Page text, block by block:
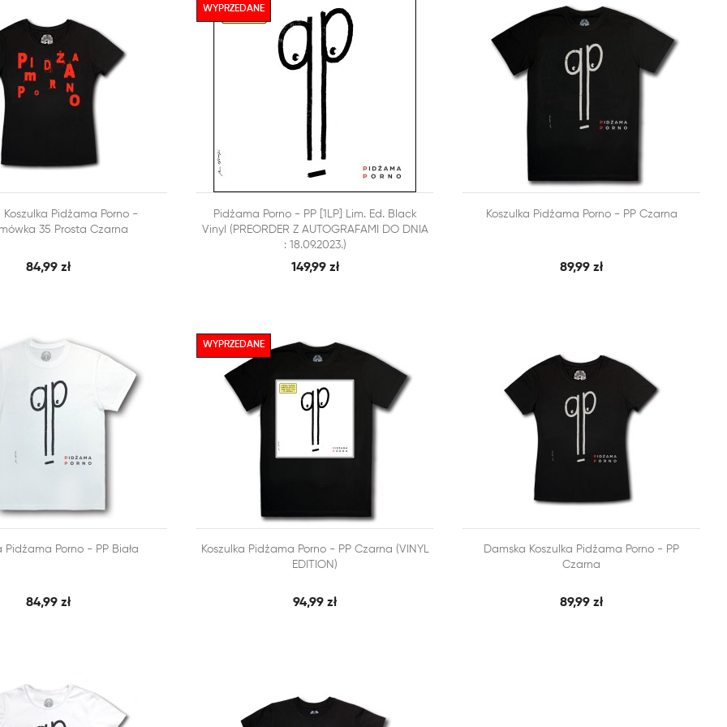
KOSZYKA SZYBKI PODGLĄD
Koszulka Pidżama Porno -
35 Prosta Czarna
84,99 zł
 DODAJ DO KOSZYKA  SZYBKI PODGLĄD
Pidżama Porno - PP [1LP] Lim. Ed. Black
Vinyl (PREORDER Z AUTOGRAFAMI DO DNIA
: 18.09.2023.)
149,99 zł
WYPRZEDANE
DODAJ DO KOSZYKA SZYBKI PODGLĄD
Koszulka Pidżama Porno - PP Czarna
89,99 zł
KOSZYKA SZYBKI PODGLĄD
Pidżama Porno - PP Biała
84,99 zł
DODAJ DO KOSZYKA SZYBKI PODGLĄD
Koszulka Pidżama Porno - PP Czarna (VINYL
EDITION)
94,99 zł
WYPRZEDANE
DODAJ DO KOSZYKA SZYBKI PODGLĄD
Damska Koszulka Pidżama Porno - PP
Czarna
89,99 zł